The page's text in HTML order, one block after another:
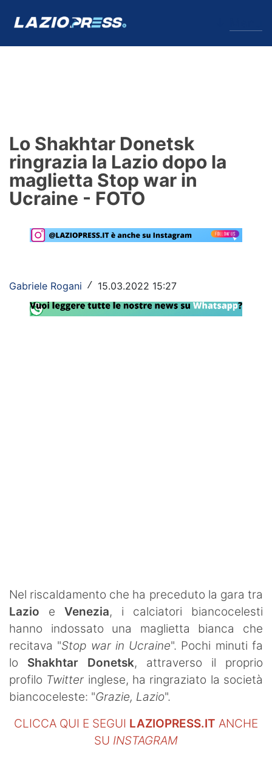
Formello
Infortuni
Primavera
Calciomercato
Rassegna Lazio
Social
Lo Shakhtar Donetsk
ringrazia la Lazio dopo la
maglietta Stop war in
Ucraine - FOTO
Gabriele Rogani / 15.03.2022 15:27
Nel riscaldamento che ha preceduto la gara tra
Lazio e Venezia, i calciatori biancocelesti
hanno indossato una maglietta bianca che
recitava "Stop war in Ucraine". Pochi minuti fa
lo Shakhtar Donetsk, attraverso il proprio
profilo Twitter inglese, ha ringraziato la società
biancoceleste: "Grazie, Lazio".
CLICCA QUI E SEGUI LAZIOPRESS.IT ANCHE
SU INSTAGRAM